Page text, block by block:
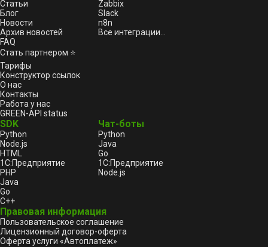
Статьи
Блог
Новости
Архив новостей
FAQ
Стать партнером ⭐
Тарифы
Конструктор ссылок
О нас
Контакты
Работа у нас
GREEN-API status
Zabbix
Slack
n8n
Все интеграции...
SDK
Python
Node.js
HTML
1С:Предприятие
PHP
Java
Go
C++
Чат-боты
Python
Java
Go
1С:Предприятие
Node.js
Правовая информация
Пользовательское соглашение
Лицензионный договор-оферта
Оферта услуги «Автоплатеж»